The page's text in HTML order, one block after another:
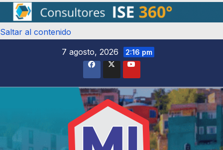
Saltar al contenido
7 agosto, 2026
2:16 pm